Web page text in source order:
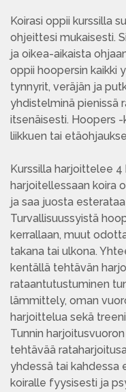
Koirasi oppii kurssilla
ohjeittesi mukaisesti.
ja oikea-aikaista
oppii hoopersin kaikki
tynnyrit, veräjän ja
yhdistelminä pienissä
itsenäisesti. Hoopers
liikkuen tai
Kurssilla harjoittelee
harjoitellessaan koira
ja saa juosta
Turvallisuussyistä
kerrallaan, muut
takana tai ulkona.
kentällä tehtävän
rataantutustuminen
lämmittely, oman
harjoittelua sekä
Tunnin
tehtävää
yhdessä tai kahdessa
koiralle fyysisesti ja